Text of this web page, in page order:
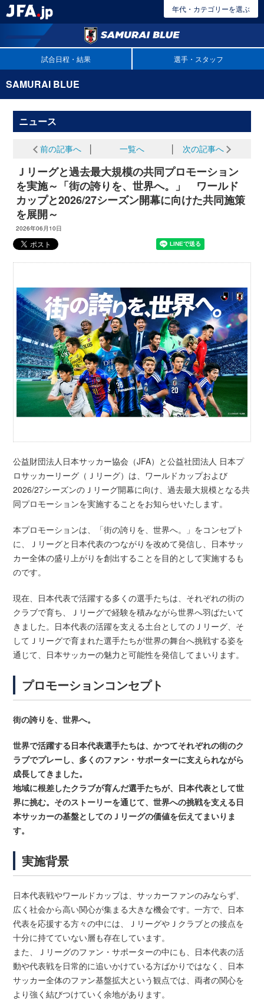
年代・カテゴリーを選ぶ
試合日程・結果 選手・スタッフ
SAMURAI BLUE
ニュース
前の記事へ 一覧へ 次の記事へ
Ｊリーグと過去最大規模の共同プロモーション
を実施～「街の誇りを、世界へ。」 ワールド
カップと2026/27シーズン開幕に向けた共同施策
を展開～
2026年06月10日
公益財団法人日本サッカー協会（JFA）と公益社団法人 日本プ
ロサッカーリーグ（Ｊリーグ）は、ワールドカップおよび
2026/27シーズンのＪリーグ開幕に向け、過去最大規模となる共
同プロモーションを実施することをお知らせいたします。
本プロモーションは、「街の誇りを、世界へ。」をコンセプト
に、Ｊリーグと日本代表のつながりを改めて発信し、日本サッ
カー全体の盛り上がりを創出することを目的として実施するも
のです。
現在、日本代表で活躍する多くの選手たちは、それぞれの街の
クラブで育ち、Ｊリーグで経験を積みながら世界へ羽ばたいて
きました。日本代表の活躍を支える土台としてのＪリーグ、そ
してＪリーグで育まれた選手たちが世界の舞台へ挑戦する姿を
通じて、日本サッカーの魅力と可能性を発信してまいります。
プロモーションコンセプト
街の誇りを、世界へ。
世界で活躍する日本代表選手たちは、かつてそれぞれの街のク
ラブでプレーし、多くのファン・サポーターに支えられながら
成長してきました。
地域に根差したクラブが育んだ選手たちが、日本代表として世
界に挑む。そのストーリーを通じて、世界への挑戦を支える日
本サッカーの基盤としてのＪリーグの価値を伝えてまいりま
す。
実施背景
日本代表戦やワールドカップは、サッカーファンのみならず、
広く社会から高い関心が集まる大きな機会です。一方で、日本
代表を応援する方々の中には、ＪリーグやＪクラブとの接点を
十分に持てていない層も存在しています。
また、Ｊリーグのファン・サポーターの中にも、日本代表の活
動や代表戦を日常的に追いかけている方ばかりではなく、日本
サッカー全体のファン基盤拡大という観点では、両者の関心を
より強く結びつけていく余地があります。